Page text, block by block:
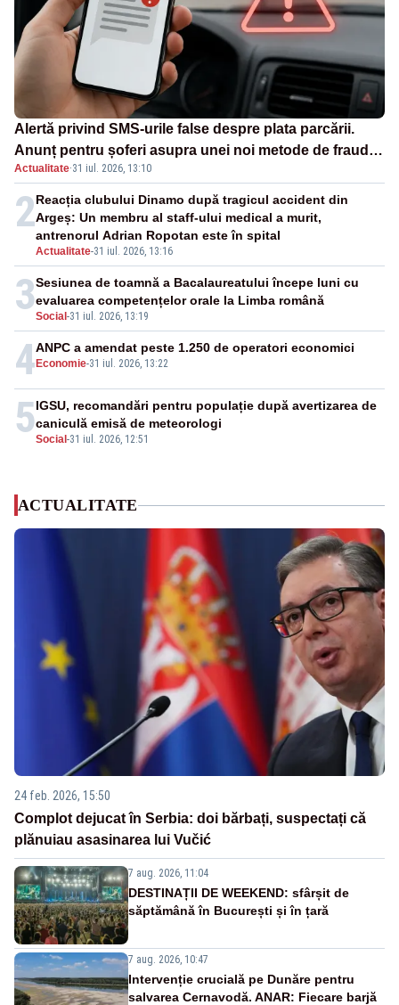
Alertă privind SMS-urile false despre plata parcării.
Anunț pentru șoferi asupra unei noi metode de fraudă
online
Actualitate·31 iul. 2026, 13:10
2
Actualitate-31 iul. 2026, 13:16
Reacția clubului Dinamo după tragicul accident din
Argeș: Un membru al staff-ului medical a murit,
antrenorul Adrian Ropotan este în spital
3Social -31 iul. 2026, 13:19
Sesiunea de toamnă a Bacalaureatului începe luni cu
evaluarea competențelor orale la Limba română
4 Economie-31 iul. 2026, 13:22
ANPC a amendat peste 1.250 de operatori economici
5Social -31 iul. 2026, 12:51
IGSU, recomandări pentru populație după avertizarea de
caniculă emisă de meteorologi
ACTUALITATE
24 feb. 2026, 15:50
Complot dejucat în Serbia: doi bărbați, suspectați că
plănuiau asasinarea lui Vučić
7 aug. 2026, 11:04
DESTINAȚII DE WEEKEND: sfârșit de
săptămână în București și în țară
7 aug. 2026, 10:47
Intervenție crucială pe Dunăre pentru
salvarea Cernavodă. ANAR: Fiecare barjă